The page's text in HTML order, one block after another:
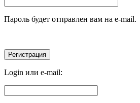
Пароль будет отправлен вам на e-mail.
Login или e-mail: